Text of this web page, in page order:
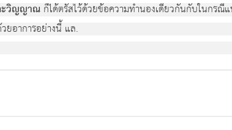
ะวิญญาณ ก็ไดตรัสไวดวยขอความทํานองเดียวกันกับในกรณีแ
ยอาการอยางนี้ แล.